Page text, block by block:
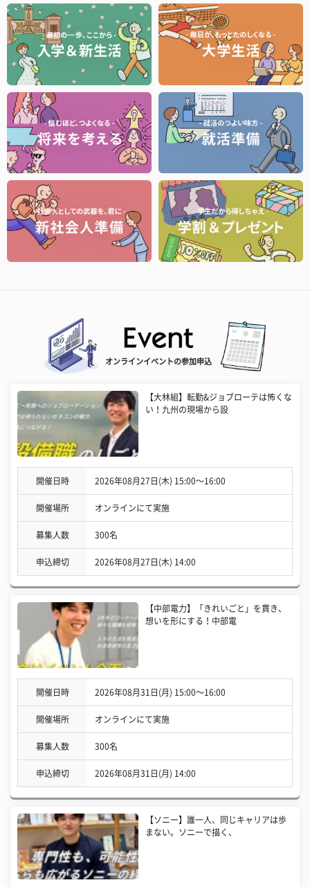
オンラインイベントの参加申込
【大林組】転勤&ジョブローテは怖くな
い！九州の現場から設
開催日時 2026年08月27日(木) 15:00〜16:00
開催場所 オンラインにて実施
募集人数 300名
申込締切 2026年08月27日(木) 14:00
【中部電力】「きれいごと」を貫き、
想いを形にする！中部電
開催日時 2026年08月31日(月) 15:00〜16:00
開催場所 オンラインにて実施
募集人数 300名
申込締切 2026年08月31日(月) 14:00
【ソニー】誰一人、同じキャリアは歩
まない。ソニーで描く、